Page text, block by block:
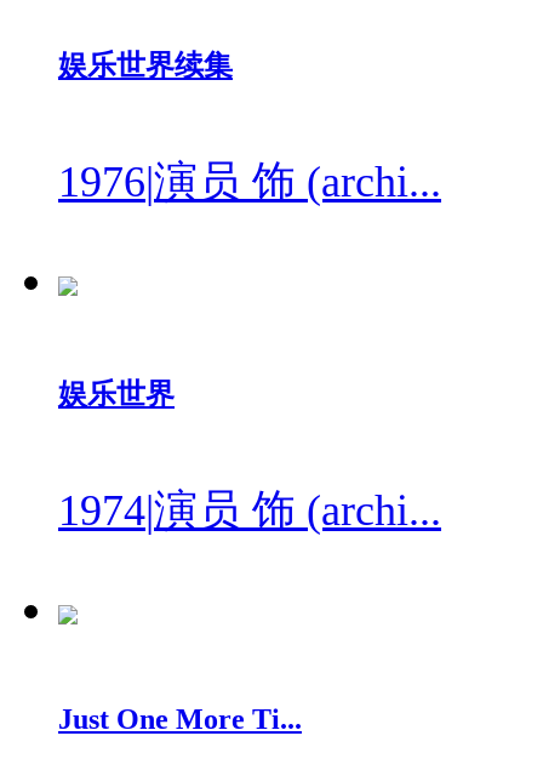
娱乐世界续集
1976|演员 饰 (archi...
娱乐世界
1974|演员 饰 (archi...
Just One More Ti...